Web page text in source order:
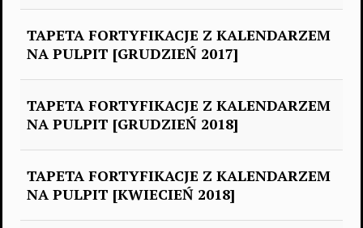
TAPETA FORTYFIKACJE Z KALENDARZEM
NA PULPIT [GRUDZIEŃ 2017]
TAPETA FORTYFIKACJE Z KALENDARZEM
NA PULPIT [GRUDZIEŃ 2018]
TAPETA FORTYFIKACJE Z KALENDARZEM
NA PULPIT [KWIECIEŃ 2018]